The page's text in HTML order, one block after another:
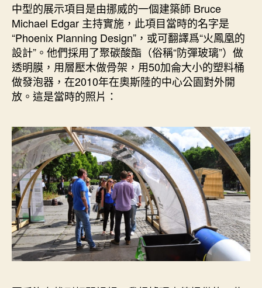
中型的展示項目是由挪威的一個建築師 Bruce
Michael Edgar 主持實施，此項目當時的名字是
“Phoenix Planning Design”，或可翻譯爲“火鳳凰的
設計”。他們採用了聚碳酸酯（俗稱“防彈玻璃”）做
透明膜，用層壓木做骨架，用50加侖大小的塑料桶
做發泡器，在2010年在奧斯陸的中心公園對外開
放。這是當時的照片：